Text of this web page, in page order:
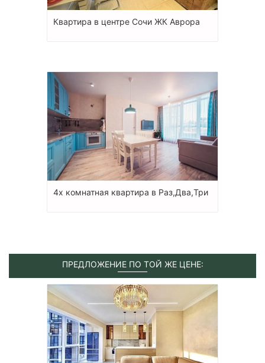
Квартира в центре Сочи ЖК Аврора
4х комнатная квартира в Раз,Два,Три
ПРЕДЛОЖЕНИЕ ПО ТОЙ ЖЕ ЦЕНЕ: